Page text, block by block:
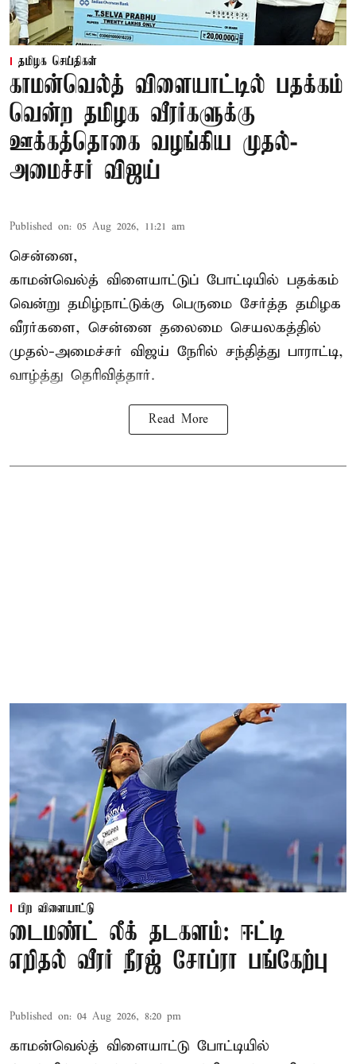
தமிழக செய்திகள்
காமன்வெல்த் விளையாட்டில் பதக்கம்
வென்ற தமிழக வீரர்களுக்கு
ஊக்கத்தொகை வழங்கிய முதல்-
அமைச்சர் விஜய்
Published on: 05 Aug 2026, 11:21 am
சென்னை,
காமன்வெல்த் விளையாட்டுப் போட்டியில் பதக்கம்
வென்று தமிழ்நாட்டுக்கு பெருமை சேர்த்த தமிழக
வீரர்களை, சென்னை தலைமை செயலகத்தில்
முதல்-அமைச்சர் விஜய் நேரில் சந்தித்து பாராட்டி,
வாழ்த்து தெரிவித்தார்.
Read More
பிற விளையாட்டு
டைமண்ட் லீக் தடகளம்: ஈட்டி
எறிதல் வீரர் நீரஜ் சோப்ரா பங்கேற்பு
Published on: 04 Aug 2026, 8:20 pm
காமன்வெல்த் விளையாட்டு போட்டியில்